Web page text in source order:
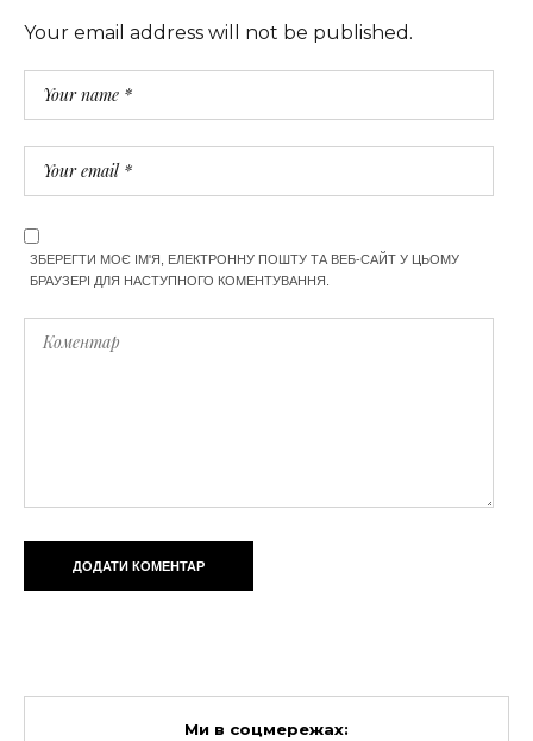
Your email address will not be published.
ЗБЕРЕГТИ МОЄ ІМ'Я, ЕЛЕКТРОННУ ПОШТУ ТА ВЕБ-САЙТ У ЦЬОМУ
БРАУЗЕРІ ДЛЯ НАСТУПНОГО КОМЕНТУВАННЯ.
Ми в соцмережах: